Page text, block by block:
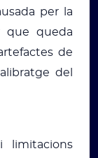
per la
que queda
de
del
limitacions